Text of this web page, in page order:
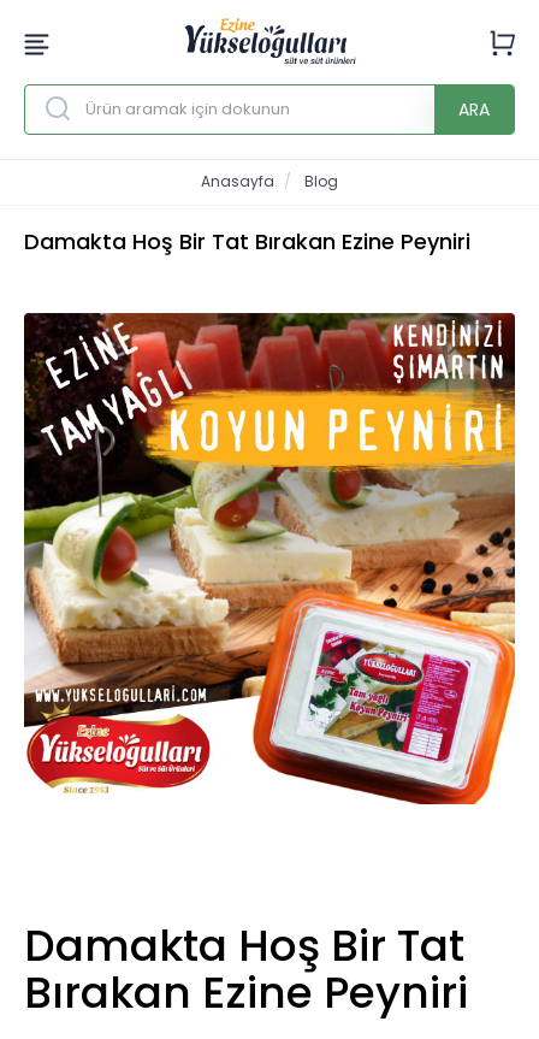
ARA
Anasayfa Blog
Damakta Hoş Bir Tat Bırakan Ezine Peyniri
Damakta Hoş Bir Tat
Bırakan Ezine Peyniri